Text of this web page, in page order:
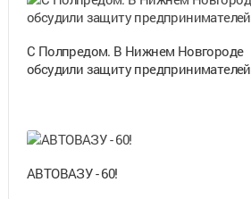
С Полпредом. В Нижнем Новгороде
обсудили защиту предпринимателей
АВТОВАЗУ - 60!